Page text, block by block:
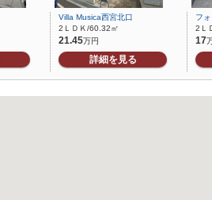
Villa Musica西宮北口
2ＬＤＫ/60.32㎡
21.45万円
詳細を見る
フ
2Ｌ
17